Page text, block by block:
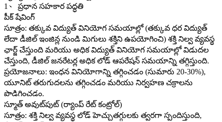
1、 ప్రధాన సహకార పద్ధతి
పీక్ షేవింగ్
సూత్రం: తక్కువ విద్యుత్ వినియోగ సమయాల్లో (తక్కువ ధర విద్యుత్
లేదా డీజిల్ ఇంజిన్ల నుండి మిగులు శక్తిని ఉపయోగించి) శక్తి నిల్వ వ్యవస్థ
ఛార్జ్ చేస్తుంది మరియు అధిక విద్యుత్ వినియోగ సమయాల్లో విడుదల
చేస్తుంది, డీజిల్ జనరేటర్ల అధిక లోడ్ ఆపరేషన్ సమయాన్ని తగ్గిస్తుంది.
ప్రయోజనాలు: ఇంధన వినియోగాన్ని తగ్గించడం (సుమారు 20-30%),
యూనిట్ తరుగుదలను తగ్గించడం మరియు నిర్వహణ చక్రాలను
పొడిగించడం.
స్మూత్ అవుట్‌పుట్ (ర్యాంప్ రేట్ కంట్రోల్)
సూత్రం: శక్తి నిల్వ వ్యవస్థ లోడ్ హెచ్చుతగ్గులకు త్వరగా స్పందిస్తుంది,